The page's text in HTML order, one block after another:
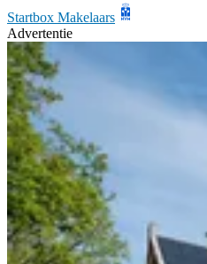
Startbox Makelaars
Advertentie